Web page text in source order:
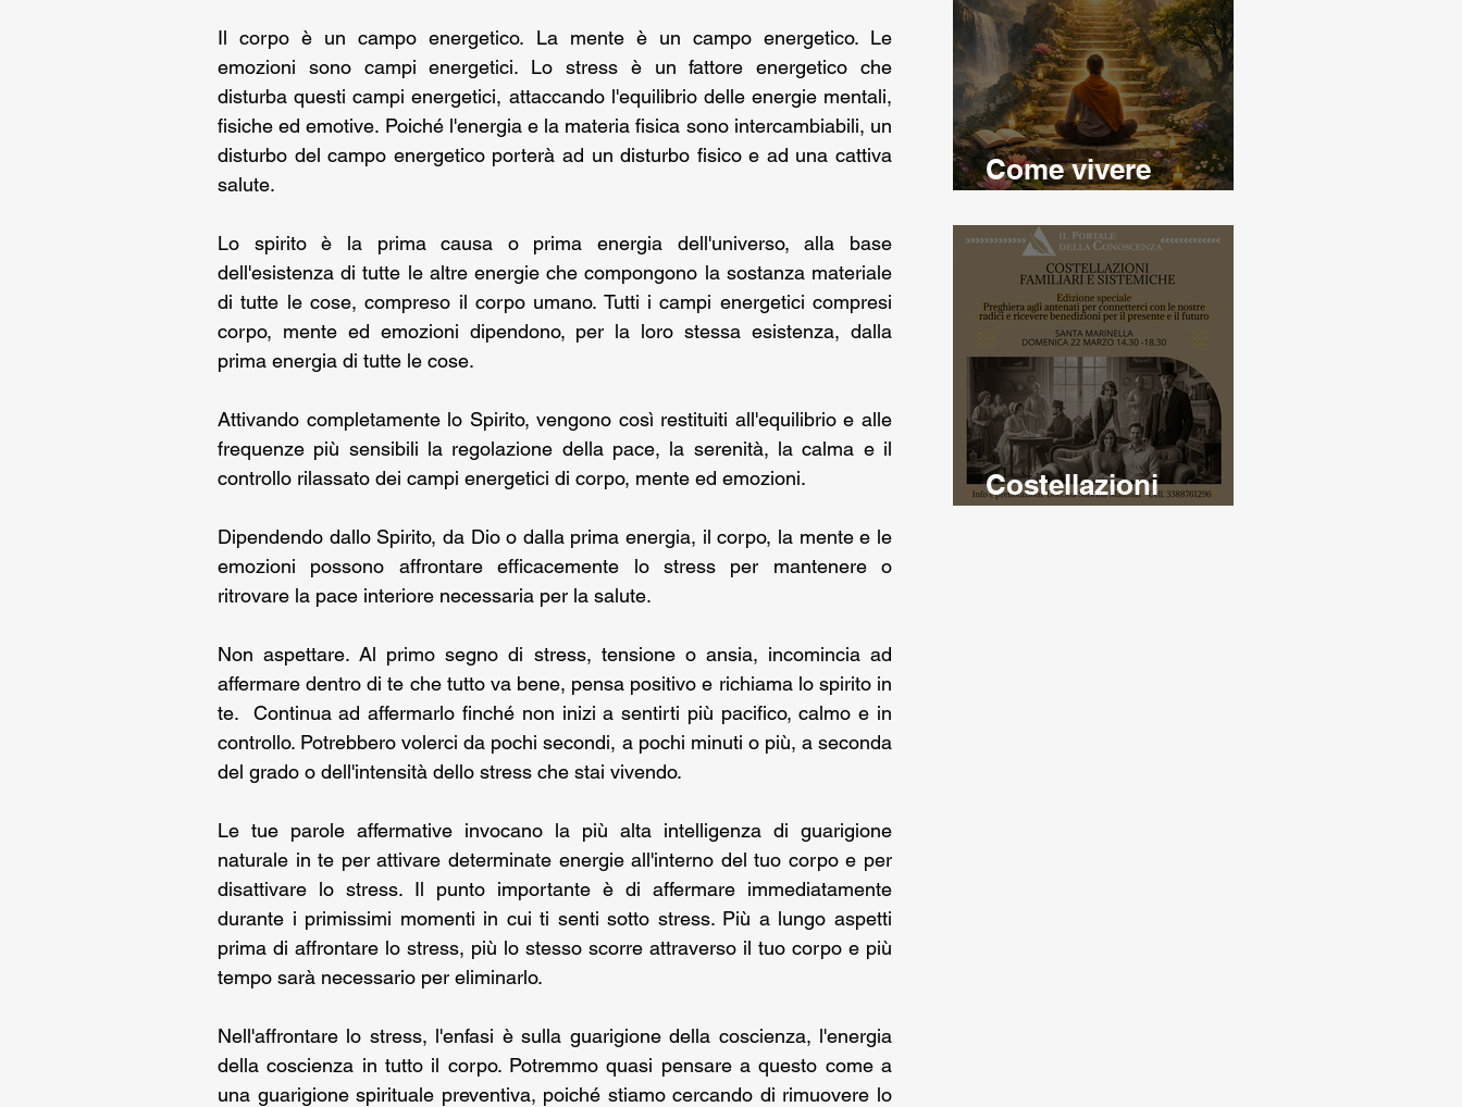
Il corpo è un campo energetico. La mente è un campo energetico. Le
emozioni sono campi energetici. Lo stress è un fattore energetico che
disturba questi campi energetici, attaccando l'equilibrio delle energie mentali,
fisiche ed emotive. Poiché l'energia e la materia fisica sono intercambiabili, un
disturbo del campo energetico porterà ad un disturbo fisico e ad una cattiva
salute.
Lo spirito è la prima causa o prima energia dell'universo, alla base
dell'esistenza di tutte le altre energie che compongono la sostanza materiale
di tutte le cose, compreso il corpo umano. Tutti i campi energetici compresi
corpo, mente ed emozioni dipendono, per la loro stessa esistenza, dalla
prima energia di tutte le cose.
Attivando completamente lo Spirito, vengono così restituiti all'equilibrio e alle
frequenze più sensibili la regolazione della pace, la serenità, la calma e il
controllo rilassato dei campi energetici di corpo, mente ed emozioni.
Dipendendo dallo Spirito, da Dio o dalla prima energia, il corpo, la mente e le
emozioni possono affrontare efficacemente lo stress per mantenere o
ritrovare la pace interiore necessaria per la salute.
Non aspettare. Al primo segno di stress, tensione o ansia, incomincia ad
affermare dentro di te che tutto va bene, pensa positivo e richiama lo spirito in
te.  Continua ad affermarlo finché non inizi a sentirti più pacifico, calmo e in
controllo. Potrebbero volerci da pochi secondi, a pochi minuti o più, a seconda
del grado o dell'intensità dello stress che stai vivendo.
Le tue parole affermative invocano la più alta intelligenza di guarigione
naturale in te per attivare determinate energie all'interno del tuo corpo e per
disattivare lo stress. Il punto importante è di affermare immediatamente
durante i primissimi momenti in cui ti senti sotto stress. Più a lungo aspetti
prima di affrontare lo stress, più lo stesso scorre attraverso il tuo corpo e più
tempo sarà necessario per eliminarlo.
Nell'affrontare lo stress, l'enfasi è sulla guarigione della coscienza, l'energia
della coscienza in tutto il corpo. Potremmo quasi pensare a questo come a
una guarigione spirituale preventiva, poiché stiamo cercando di rimuovere lo
Come vivere
Costellazioni